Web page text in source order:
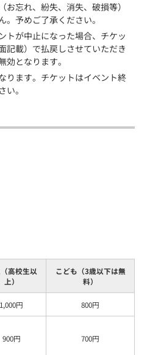
お忘れ、紛失、消失、破損等）
。予めご了承ください。
トが中止になった場合、チケッ
記載）で払戻しさせていただき
効となります。
ります。チケットはイベント終
。
高校生以
上）
こども（3歳以下は無
料）
1,000円 800円
900円 700円